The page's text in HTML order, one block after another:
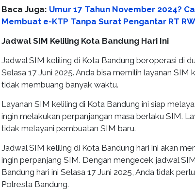
Baca Juga: Umur 17 Tahun November 2024?
Membuat e-KTP Tanpa Surat Pengantar RT RW
Jadwal SIM Keliling Kota Bandung Hari Ini
Jadwal SIM keliling di Kota Bandung beroperasi di
Selasa 17 Juni 2025. Anda bisa memilih layanan
tidak membuang banyak waktu.
Layanan SIM keliling di Kota Bandung ini siap
ingin melakukan perpanjangan masa berlaku SIM.
tidak melayani pembuatan SIM baru.
Jadwal SIM keliling di Kota Bandung hari ini akan
ingin perpanjang SIM. Dengan mengecek jadwal
Bandung hari ini Selasa 17 Juni 2025, Anda tidak
Polresta Bandung.